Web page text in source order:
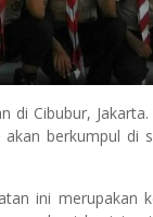
di Cibubur,
berkumpul di
ini merupakan